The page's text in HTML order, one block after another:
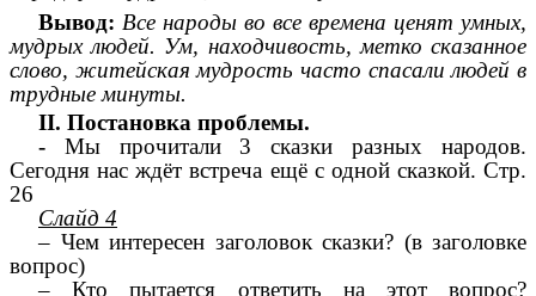
Вывод: Все народы во все времена ценят умных,
мудрых людей. Ум, находчивость, метко сказанное
слово, житейская мудрость часто спасали людей в
трудные минуты.
II. Постановка проблемы.
- Мы прочитали 3 сказки разных народов.
Сегодня нас ждёт встреча ещё с одной сказкой. Стр.
26
Слайд 4
– Чем интересен заголовок сказки? (в заголовке
вопрос)
– Кто пытается ответить на этот вопрос?